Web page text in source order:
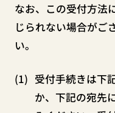
なお、この受付方法
じられない場合がご
い。
受付手続きは下
か、下記の宛先